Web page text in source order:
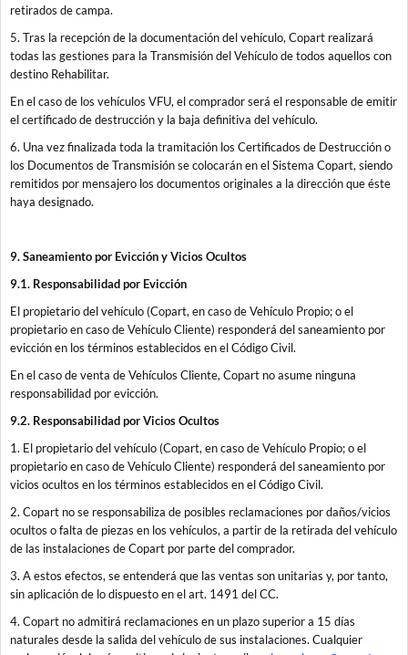
retirados de campa.
5. Tras la recepción de la documentación del vehículo, Copart realizará
todas las gestiones para la Transmisión del Vehículo de todos aquellos con
destino Rehabilitar.
En el caso de los vehículos VFU, el comprador será el responsable de emitir
el certificado de destrucción y la baja definitiva del vehículo.
6. Una vez finalizada toda la tramitación los Certificados de Destrucción o
los Documentos de Transmisión se colocarán en el Sistema Copart, siendo
remitidos por mensajero los documentos originales a la dirección que éste
haya designado.
9. Saneamiento por Evicción y Vicios Ocultos
9.1. Responsabilidad por Evicción
El propietario del vehículo (Copart, en caso de Vehículo Propio; o el
propietario en caso de Vehículo Cliente) responderá del saneamiento por
evicción en los términos establecidos en el Código Civil.
En el caso de venta de Vehículos Cliente, Copart no asume ninguna
responsabilidad por evicción.
9.2. Responsabilidad por Vicios Ocultos
1. El propietario del vehículo (Copart, en caso de Vehículo Propio; o el
propietario en caso de Vehículo Cliente) responderá del saneamiento por
vicios ocultos en los términos establecidos en el Código Civil.
2. Copart no se responsabiliza de posibles reclamaciones por daños/vicios
ocultos o falta de piezas en los vehículos, a partir de la retirada del vehículo
de las instalaciones de Copart por parte del comprador.
3. A estos efectos, se entenderá que las ventas son unitarias y, por tanto,
sin aplicación de lo dispuesto en el art. 1491 del CC.
4. Copart no admitirá reclamaciones en un plazo superior a 15 días
naturales desde la salida del vehículo de sus instalaciones. Cualquier